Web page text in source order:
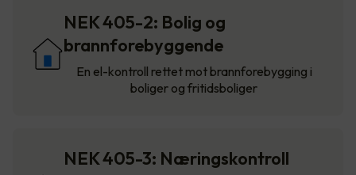
NEK 405-2: Bolig og
brannforebyggende
En el-kontroll rettet mot brannforebygging i
boliger og fritidsboliger
NEK 405-3: Næringskontroll